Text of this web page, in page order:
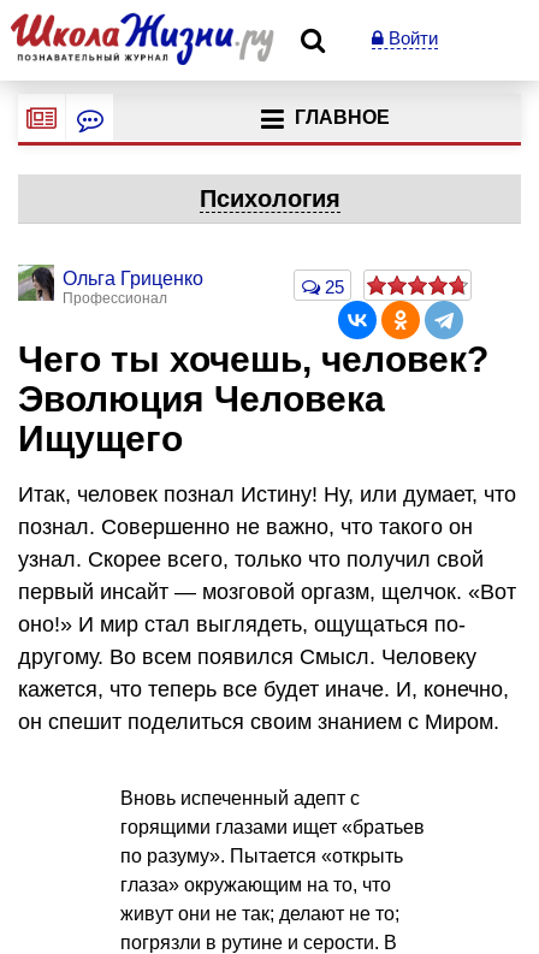
Войти
ГЛАВНОЕ
Психология
Ольга Гриценко
Профессионал
25
Чего ты хочешь, человек?
Эволюция Человека
Ищущего
Итак, человек познал Истину! Ну, или думает, что
познал. Совершенно не важно, что такого он
узнал. Скорее всего, только что получил свой
первый инсайт — мозговой оргазм, щелчок. «Вот
оно!» И мир стал выглядеть, ощущаться по-
другому. Во всем появился Смысл. Человеку
кажется, что теперь все будет иначе. И, конечно,
он спешит поделиться своим знанием с Миром.
Вновь испеченный адепт с
горящими глазами ищет «братьев
по разуму». Пытается «открыть
глаза» окружающим на то, что
живут они не так; делают не то;
погрязли в рутине и серости. В